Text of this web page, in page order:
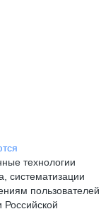
технологии
систематизации
пользователей